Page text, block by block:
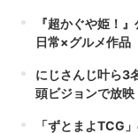
『超かぐや姫！
日常×グルメ作品
にじさんじ叶ら3
頭ビジョンで放映
「ずとまよTCG